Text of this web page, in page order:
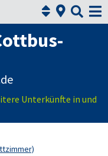
 

Unterkünfte in und